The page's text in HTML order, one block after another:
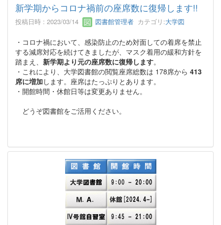
新学期からコロナ禍前の座席数に復帰します!!
投稿日時 : 2023/03/14 図書館管理者 カテゴリ:大学図
・コロナ禍において、感染防止のため対面しての着席を禁止
する減席対応を続けてきましたが、マスク着用の緩和方針を
踏まえ、 新学期より元の座席数に復帰します。
・これにより、大学図書館の閲覧座席総数は 178席から 413
席に増加 します。座席はたっぷりとあります。
・開館時間・休館日等は変更ありません。
どうぞ図書館をご活用ください。